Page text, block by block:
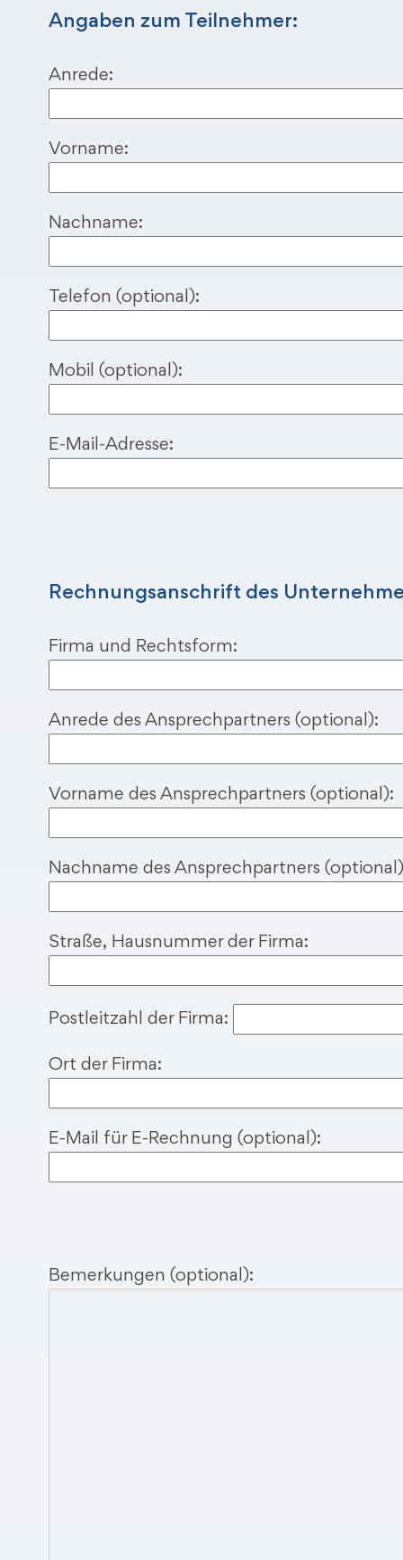
Angaben zum Teilnehmer:
Anrede:
Vorname:
Nachname:
Telefon (optional):
Mobil (optional):
E-Mail-Adresse:
e
a
e
e
s
e
l
d
l
e
r
.
Rechnungsanschrift des
Firma und Rechtsform:
Anrede des Ansprechpartners (optional):
Vorname des Ansprechpartners (optional):
Nachname des Ansprechpartners
Straße, Hausnummer der Firma:
Postleitzahl der Firma:
Ort der Firma:
E-Mail für E-Rechnung (optional):
Bemerkungen (optional):